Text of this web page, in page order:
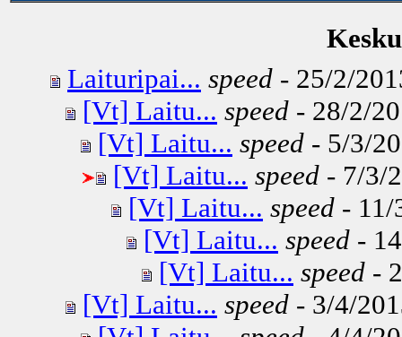
Laituripai... speed - 25/2/
[Vt] Laitu... speed - 28/2/
[Vt] Laitu... speed - 5/3/
[Vt] Laitu... speed - 7/3/
[Vt] Laitu... speed - 11/
[Vt] Laitu... speed -
[Vt] Laitu... speed -
[Vt] Laitu... speed - 3/4/